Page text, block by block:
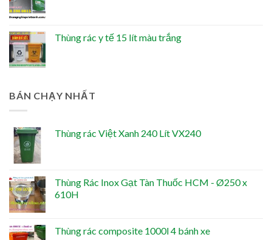
Thùng rác y tế 15 lít màu trắng
BÁN CHẠY NHẤT
Thùng rác Việt Xanh 240 Lít VX240
Thùng Rác Inox Gạt Tàn Thuốc HCM - Ø250 x
610H
Thùng rác composite 1000l 4 bánh xe